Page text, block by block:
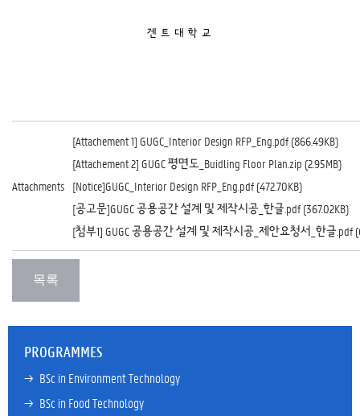
겐 트 대 학 교
Attachments
[Attachement 1] GUGC_Interior Design RFP_Eng.pdf (866.49KB)
[Attachement 2] GUGC 평면도_Buidling Floor Plan.zip (2.95MB)
[Notice]GUGC_Interior Design RFP_Eng.pdf (472.70KB)
[공고문]GUGC 공용공간 설계 및 제작시공_한글.pdf (367.02KB)
[첨부1] GUGC 공용공간 설계 및 제작시공_제안요청서_한글.pdf
PROGRAMMES
→ BSc in Environment Technology
→ BSc in Food Technology